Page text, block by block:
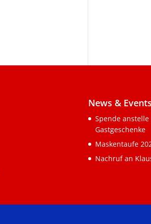
News & Events
Spende anstelle
Gastgeschenke
Maskentaufe
Nachruf an